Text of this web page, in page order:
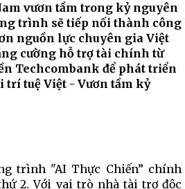
vươn tầm trong kỷ nguyên
trình sẽ tiếp nối thành công
nguồn lực chuyên gia Việt
cường hỗ trợ tài chính từ
Techcombank để phát triển
trí tuệ Việt - Vươn tầm kỷ
trình "AI Thực Chiến” chính
2. Với vai trò nhà tài trợ độc